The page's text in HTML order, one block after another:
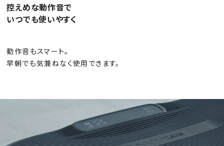
控えめな動作音で
いつでも使いやすく
動作音もスマート。
早朝でも気兼ねなく使用できます。